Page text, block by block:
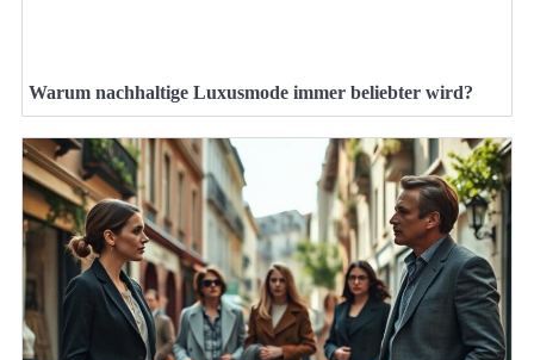
Warum nachhaltige Luxusmode immer beliebter wird?